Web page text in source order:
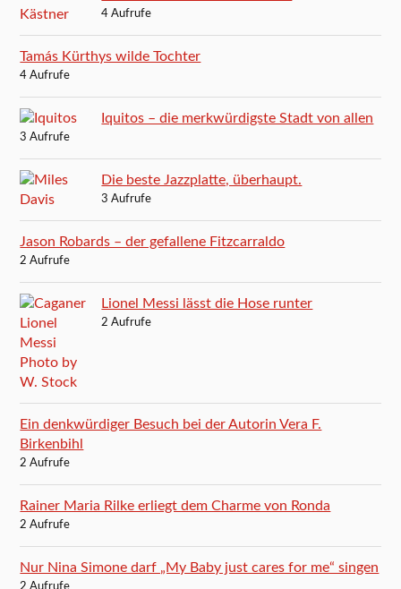
4 Aufrufe
Tamás Kürthys wilde Tochter
4 Aufrufe
Iquitos – die merkwürdigste Stadt von allen
3 Aufrufe
Die beste Jazzplatte, überhaupt.
3 Aufrufe
Jason Robards – der gefallene Fitzcarraldo
2 Aufrufe
Lionel Messi lässt die Hose runter
2 Aufrufe
Ein denkwürdiger Besuch bei der Autorin Vera F.
Birkenbihl
2 Aufrufe
Rainer Maria Rilke erliegt dem Charme von Ronda
2 Aufrufe
Nur Nina Simone darf „My Baby just cares for me“ singen
2 Aufrufe